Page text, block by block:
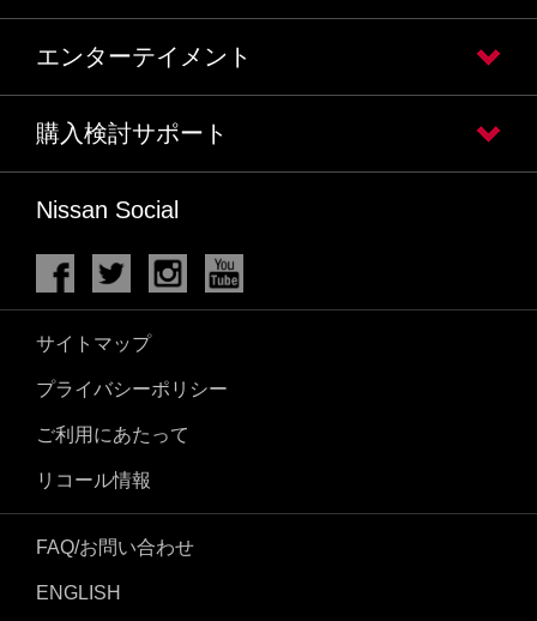
エンターテイメント
購入検討サポート
Nissan Social
サイトマップ
プライバシーポリシー
ご利用にあたって
リコール情報
FAQ/お問い合わせ
ENGLISH